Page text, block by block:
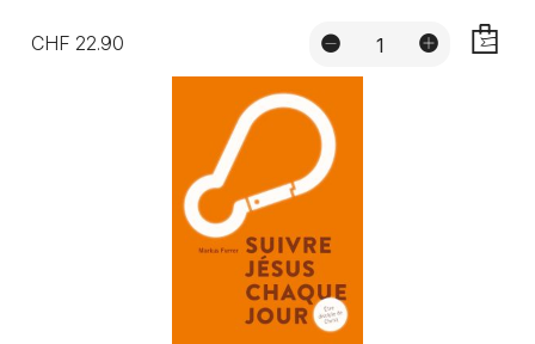
CHF 22.90